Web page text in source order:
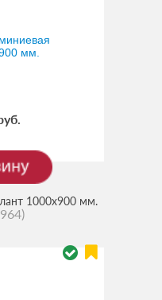
1000х900 мм.
)